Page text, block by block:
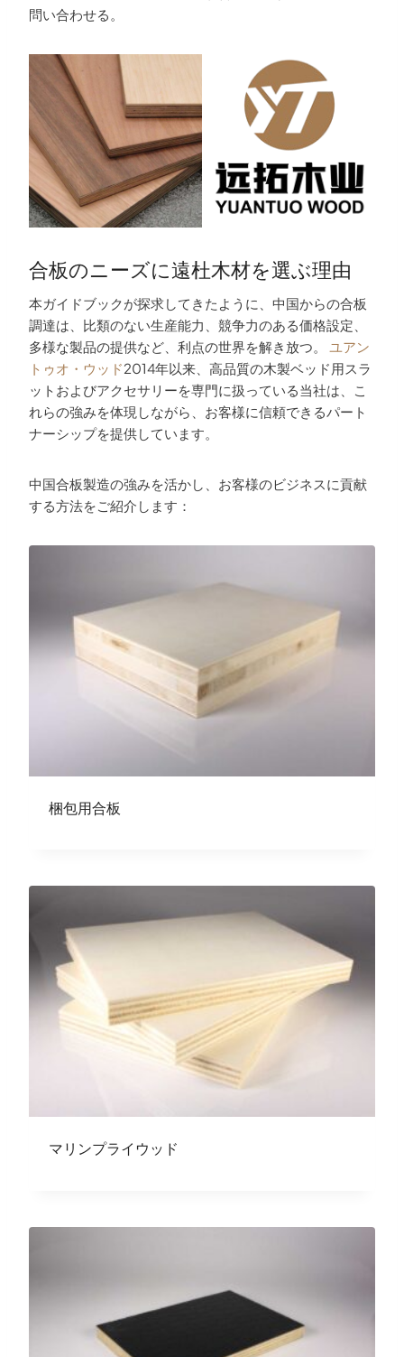
問い合わせる。
合板のニーズに遠杜木材を選ぶ理由
本ガイドブックが探求してきたように、中国からの合板
調達は、比類のない生産能力、競争力のある価格設定、
多様な製品の提供など、利点の世界を解き放つ。
ユアン
トゥオ・ウッド2014年以来、高品質の木製ベッド用スラ
ットおよびアクセサリーを専門に扱っている当社は、こ
れらの強みを体現しながら、お客様に信頼できるパート
ナーシップを提供しています。
中国合板製造の強みを活かし、お客様のビジネスに貢献
する方法をご紹介します：
梱包用合板
マリンプライウッド